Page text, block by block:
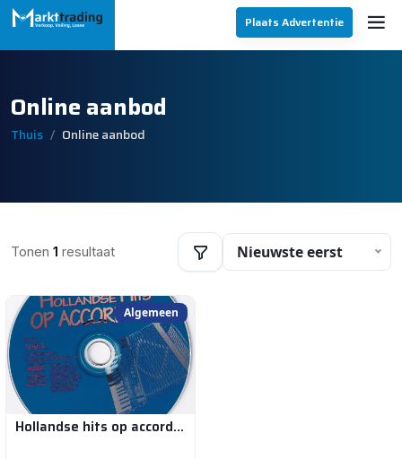
Plaats Advertentie
Online aanbod
Thuis Online aanbod
Tonen 1 resultaat Nieuwste eerst
Filters
Algemeen
Hollandse hits op accordeon